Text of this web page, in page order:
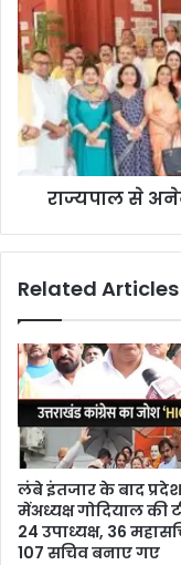
राज्यपाल से
Related Articles
लंबे इंतजार के बाद
मेंअध्यक्ष गोदियाल की
24 उपाध्यक्ष, 36
107 सचिव बनाए गए